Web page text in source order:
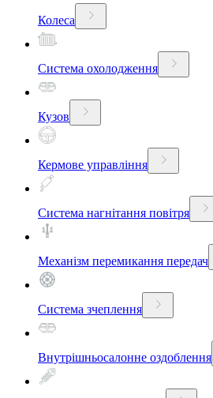
Колеса
Система охолодження
Кузов
Кермове управління
Система нагнітання повітря
Механізм перемикання передач
Система зчеплення
Внутрішньосалонне оздоблення